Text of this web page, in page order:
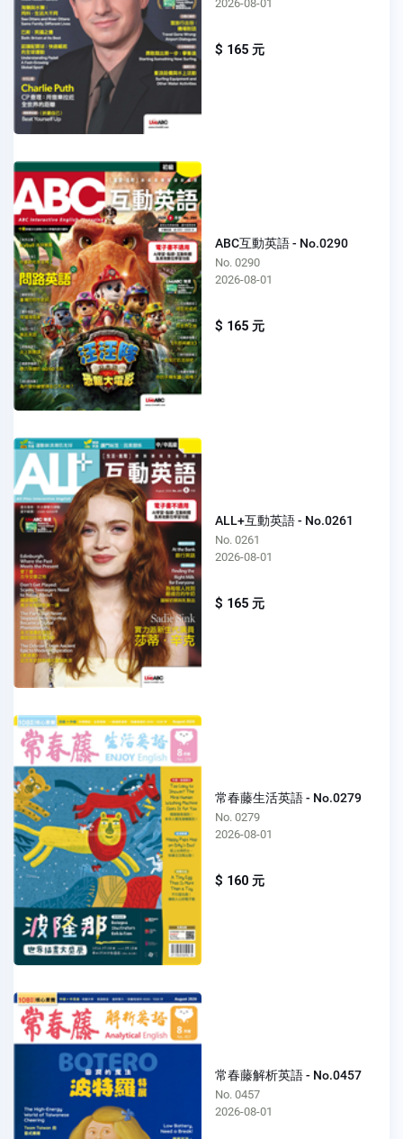
2026-08-01
$ 165 元
ABC互動英語 - No.0290
No. 0290
2026-08-01
$ 165 元
ALL+互動英語 - No.0261
No. 0261
2026-08-01
$ 165 元
常春藤生活英語 - No.0279
No. 0279
2026-08-01
$ 160 元
常春藤解析英語 - No.0457
No. 0457
2026-08-01